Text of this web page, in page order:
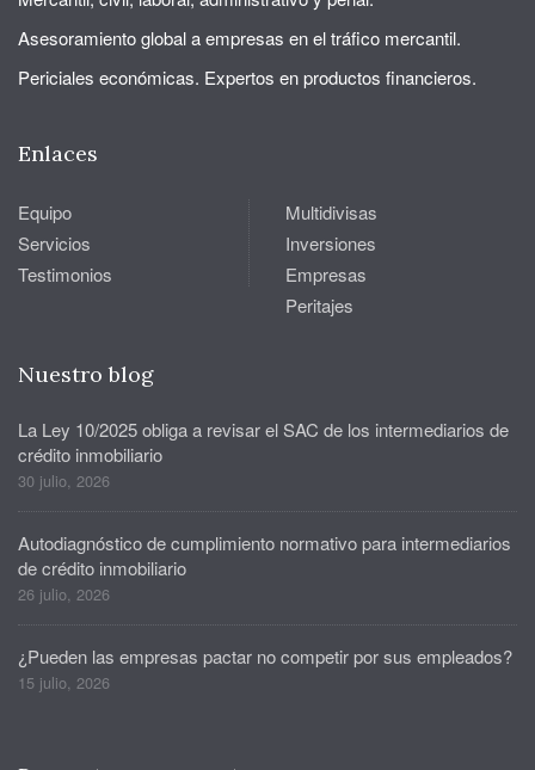
Asesoramiento global a empresas en el tráfico mercantil.
Periciales económicas. Expertos en productos financieros.
Enlaces
Equipo
Servicios
Testimonios
Multidivisas
Inversiones
Empresas
Peritajes
Nuestro blog
La Ley 10/2025 obliga a revisar el SAC de los intermediarios de
crédito inmobiliario
30 julio, 2026
Autodiagnóstico de cumplimiento normativo para intermediarios
de crédito inmobiliario
26 julio, 2026
¿Pueden las empresas pactar no competir por sus empleados?
15 julio, 2026